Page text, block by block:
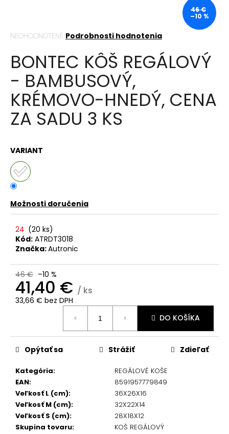
Priemerné
produktu
je
z
5
hviezdičiek.
NEOHODNOTENÉ Podrobnosti hodnotenia
BONTEC KÔŠ REGÁLOVÝ
- BAMBUSOVÝ,
KRÉMOVO-HNEDÝ, CENA
ZA SADU 3 KS
VARIANT
Možnosti doručenia
24 (20 ks)
Kód: ATRDT3018
Značka:Autronic
46 € –10 %
41,40 € / ks
33,66 € bez DPH
DO KOŠÍKA
Kategória:
REGÁLOVÉ KOŠE
EAN:
8591957779849
Veľkosť L (cm):
36X26X16
Veľkosť M (cm):
32X22X14
Veľkosť S (cm):
28X18X12
Skupina tovaru:
KOŠ REGÁLOVÝ
Opýtať sa Strážiť Zdieľať
46 €
–10 %
s
ť
?
HĽADAŤ
O
d
p
r
č
a
m
e